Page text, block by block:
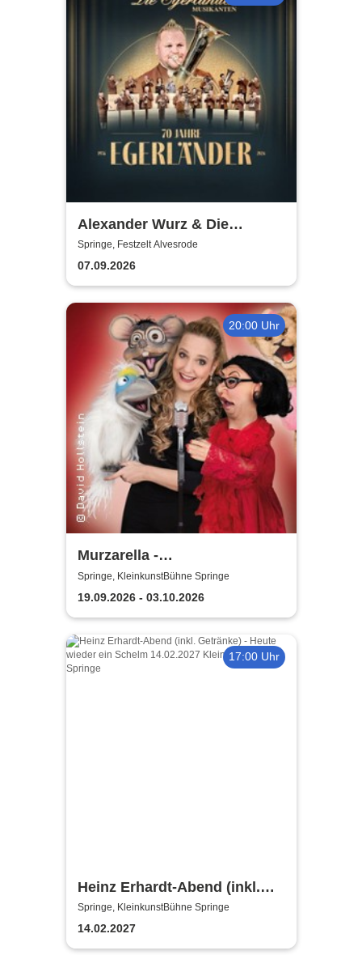
Alexander Wurz & Die
Egerländer Musikanten - Das
Original
Springe, Festzelt Alvesrode
07.09.2026
20:00 Uhr
Murzarella -
Bauchgesänge...Best Of
Springe, KleinkunstBühne Springe
19.09.2026 - 03.10.2026
17:00 Uhr
Heinz Erhardt-Abend (inkl.
Getränke)
Springe, KleinkunstBühne Springe
14.02.2027